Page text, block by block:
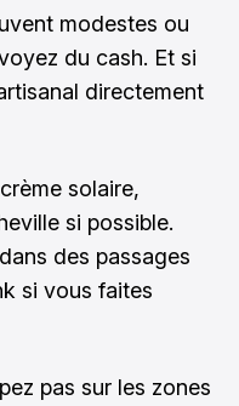
modestes ou
du cash. Et si
directement
solaire,
si possible.
des passages
si vous faites
pas sur les zones